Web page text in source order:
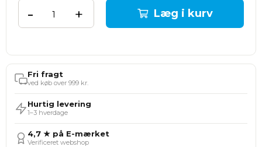
+
- Læg i kurv
Fri fragt
ved køb over 999 kr.
Hurtig levering
1–3 hverdage
4,7 ★ på E-mærket
Verificeret webshop